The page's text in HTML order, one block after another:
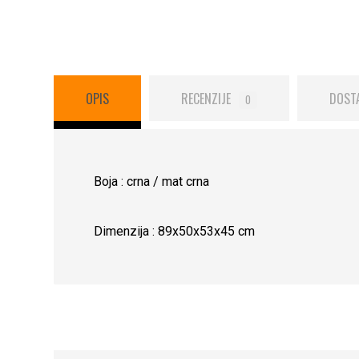
OPIS RECENZIJE 0
Boja : crna / mat crna
Dimenzija : 89x50x53x45 cm